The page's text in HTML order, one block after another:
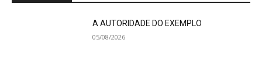
A AUTORIDADE DO EXEMPLO
05/08/2026